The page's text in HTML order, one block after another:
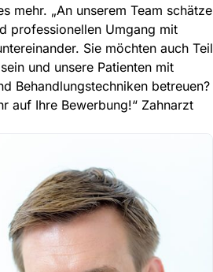
mehr. „An unserem Team schätze
professionellen Umgang mit
Sie möchten auch Teil
und unsere Patienten mit
Behandlungstechniken betreuen?
auf Ihre Bewerbung!“ Zahnarzt